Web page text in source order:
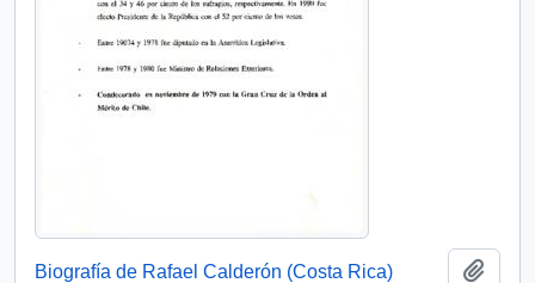
Biografía de Rafael Calderón (Costa Rica)